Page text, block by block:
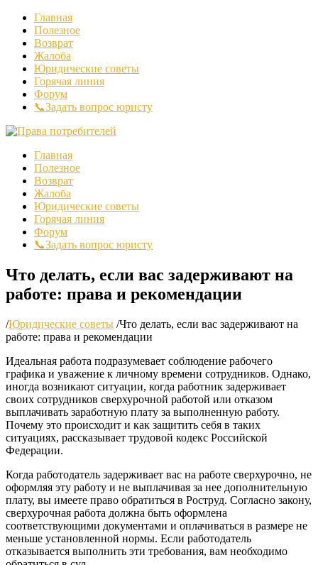
Главная
Полезное
Возврат
Жалоба
Юридические советы
Горячая линия
Форум
📞Задать вопрос юристу
Главная
Полезное
Возврат
Жалоба
Юридические советы
Горячая линия
Форум
📞Задать вопрос юристу
Что делать, если вас задерживают на
работе: права и рекомендации
/Юридические советы /Что делать, если вас задерживают на
работе: права и рекомендации
Идеальная работа подразумевает соблюдение рабочего
графика и уважение к личному времени сотрудников. Однако,
иногда возникают ситуации, когда работник задерживает
своих сотрудников сверхурочной работой или отказом
выплачивать заработную плату за выполненную работу.
Почему это происходит и как защитить себя в таких
ситуациях, рассказывает трудовой кодекс Российской
Федерации.
Когда работодатель задерживает вас на работе сверхурочно, не
оформляя эту работу и не выплачивая за нее дополнительную
плату, вы имеете право обратиться в Роструд. Согласно закону,
сверхурочная работа должна быть оформлена
соответствующими документами и оплачиваться в размере не
меньше установленной нормы. Если работодатель
отказывается выполнить эти требования, вам необходимо